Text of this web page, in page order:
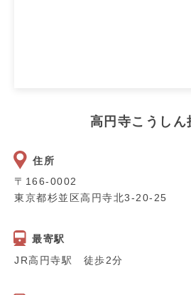
高円寺こうしん
住所
〒166-0002
東京都杉並区高円寺北3-20-25
最寄駅
JR高円寺駅 徒歩2分